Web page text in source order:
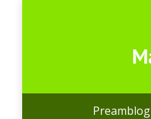
Preamblog